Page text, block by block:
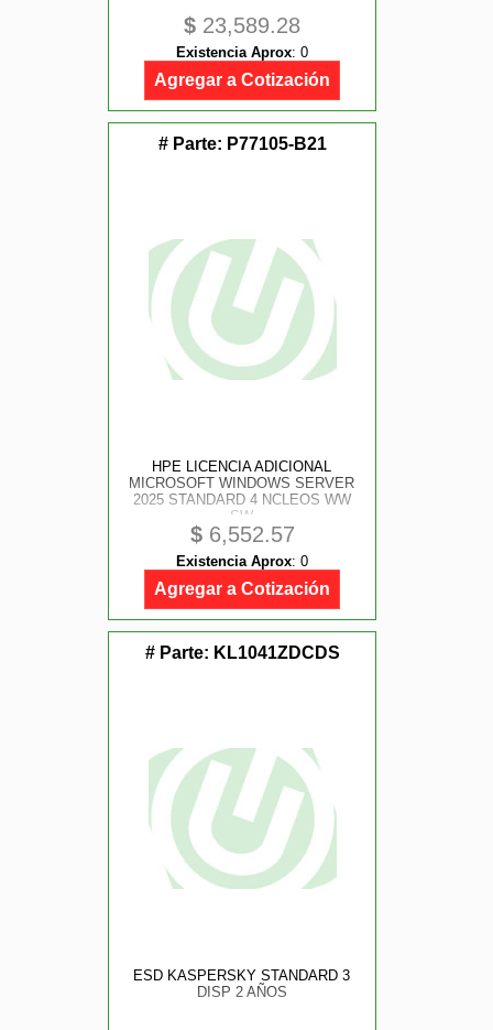
$ 23,589.28
Existencia Aprox: 0
Agregar a Cotización
# Parte: P77105-B21
HPE LICENCIA ADICIONAL
MICROSOFT WINDOWS SERVER
2025 STANDARD 4 NCLEOS WW
SW
$6,552.57
Existencia Aprox: 0
Agregar a Cotización
# Parte: KL1041ZDCDS
ESD KASPERSKY STANDARD 3
DISP 2 AÑOS